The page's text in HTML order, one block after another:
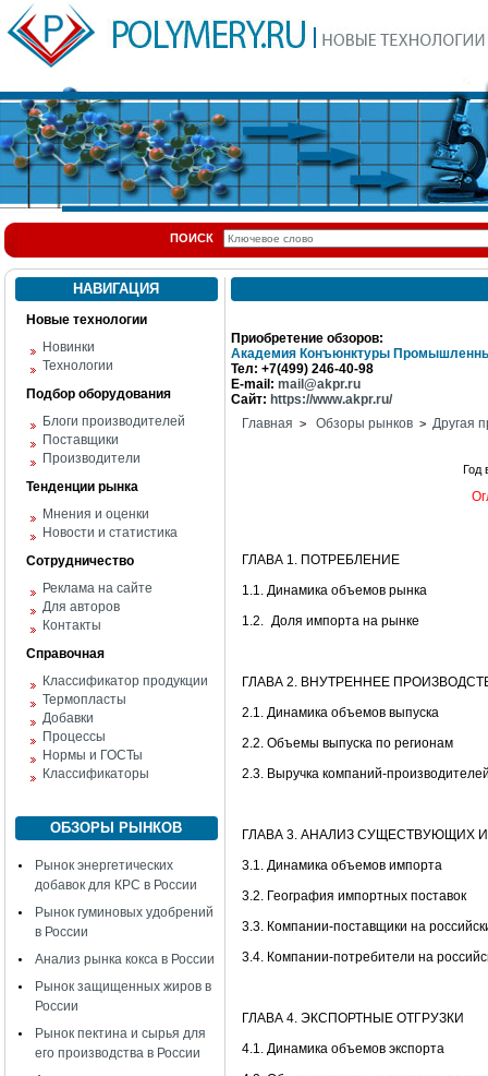
ПОИСК
НАВИГАЦИЯ
Новые технологии
Новинки
Технологии
Подбор оборудования
Блоги производителей
Поставщики
Производители
Тенденции рынка
Мнения и оценки
Новости и статистика
Сотрудничество
Реклама на сайте
Для авторов
Контакты
Справочная
Классификатор продукции
Термопласты
Добавки
Процессы
Нормы и ГОСТы
Классификаторы
ОБЗОРЫ РЫНКОВ
Рынок энергетических
добавок для КРС в России
Рынок гуминовых удобрений
в России
Анализ рынка кокса в России
Рынок защищенных жиров в
России
Рынок пектина и сырья для
его производства в России
Приобретение обзоров:
Академия Конъюнктуры
Тел: +7(499) 246-40-98
E-mail: mail@akpr.ru
Сайт: https://www.akpr.ru/
Главная > Обзоры рынков > Другая
Год
ГЛАВА 1. ПОТРЕБЛЕНИЕ
1.1. Динамика объемов рынка
1.2. Доля импорта на рынке
ГЛАВА 2. ВНУТРЕННЕЕ
2.1. Динамика объемов выпуска
2.2. Объемы выпуска по регионам
2.3. Выручка компаний-
ГЛАВА 3. АНАЛИЗ СУЩЕСТВУЮЩИХ
3.1. Динамика объемов импорта
3.2. География импортных поставок
3.3. Компании-поставщики на
3.4. Компании-потребители на
ГЛАВА 4. ЭКСПОРТНЫЕ ОТГРУЗКИ
4.1. Динамика объемов экспорта